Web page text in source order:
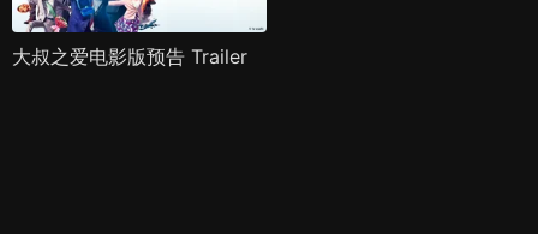
大叔之爱电影版预告 Trailer